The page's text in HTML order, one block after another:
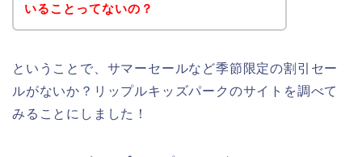
いることってないの？
ということで、サマーセールなど季節限定の割引セー
ルがないか？リップルキッズパークのサイトを調べて
みることにしました！